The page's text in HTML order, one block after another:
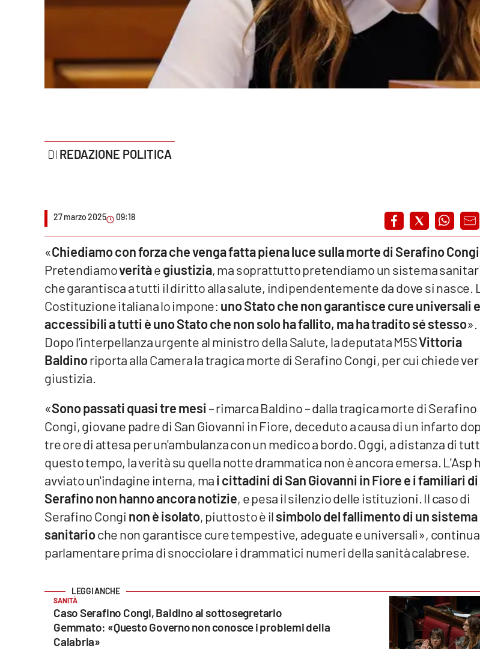
Parchi Marini Calabria
Imprese Di Calabria
Le perfidie di Antonella Grippo
Venti di comunicazione
Streaming
LaC Network
Vibo Valentia
Lamezia Terme
REDAZIONE POLITICA
27 marzo 2025 09:18
«Chiediamo con forza che venga fatta piena luce sulla morte di Serafino Congi
Pretendiamoveritàegiustizia, ma soprattutto pretendiamo un sistema
che garantisca a tutti il diritto alla salute, indipendentemente da dove si nasce.
Costituzione italiana lo impone: uno Stato che non garantisce cure universali e
accessibili a tutti è uno Stato che non solo ha fallito, ma ha tradito sé stesso».
Dopo l’interpellanza urgente al ministro della Salute, la deputata M5SVittoria
Baldinoriporta alla Camera la tragica morte di Serafino Congi, per cui chiede
giustizia.
«Sono passati quasi tre mesi– rimarca Baldino – dalla tragica morte di Serafino
Congi, giovane padre di San Giovanni in Fiore, deceduto a causa di un infarto
tre ore di attesa per un'ambulanza con un medico a bordo. Oggi, a distanza di
questo tempo, la verità su quella notte drammatica non è ancora emersa. L'Asp
avviato un'indagine interna, mai cittadini di San Giovanni in Fiore e i familiari di
Serafino non hanno ancora notizie, e pesa il silenzio delle istituzioni. Il caso di
Serafino Congi non è isolato, piuttosto è ilsimbolo del fallimento di un sistema
sanitarioche non garantisce cure tempestive, adeguate e universali»,
parlamentare prima di snocciolare i drammatici numeri della sanità calabrese.
SANITÀ
Caso Serafino Congi, Baldino al sottosegretario
Gemmato: «Questo Governo non conosce i problemi della
Calabria»